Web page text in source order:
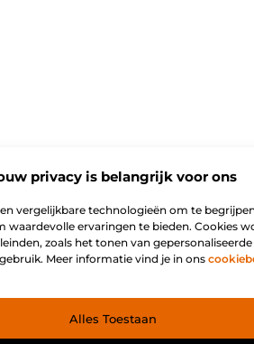
privacy is belangrijk voor ons
vergelijkbare technologieën om te
waardevolle ervaringen te bieden. Cookies
zoals het tonen van
Meer informatie vind je in ons
Alles Toestaan